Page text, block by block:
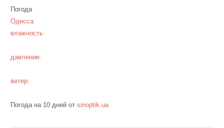
Погода
Одесса
влажность:
давление:
ветер:
Погода на 10 дней от sinoptik.ua